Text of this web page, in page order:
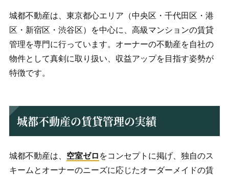
城都不動産は、東京都心エリア（中央区・千代田区・港
区・新宿区・渋谷区）を中心に、高級マンションの賃貸
管理を専門に行っています。オーナーの不動産を自社の
物件として真剣に取り扱い、収益アップを目指す姿勢が
特徴です。
城都不動産の賃貸管理の実績
城都不動産は、 空室ゼロ をコンセプトに掲げ、独自のス
キームとオーナーのニーズに応じたオーダーメイドの賃